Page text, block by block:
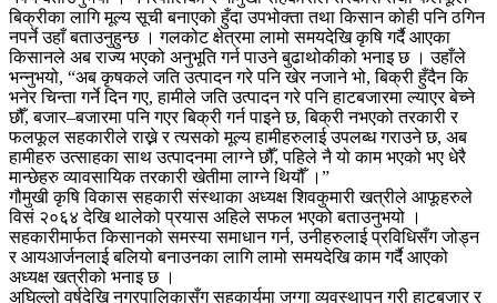
बिक्रीका लागि मूल्य सूची बनाएको हुँदा उपभोक्ता तथा किसान कोही पनि ठगिन
नपर्ने उहाँ बताउनुहुन्छ । गलकोट क्षेत्रमा लामो समयदेखि कृषि गर्दै आएका
किसानले अब राज्य भएको अनुभूति गर्न पाउने बुढाथोकीको भनाइ छ । उहाँले
भन्नुभयो, “अब कृषकले जति उत्पादन गरे पनि खेर नजाने भो, बिक्री हुँदैन कि
भनेर चिन्ता गर्ने दिन गए, हामीले जति उत्पादन गरे पनि हाटबजारमा ल्याएर बेच्ने
छौँ, बजार–बजारमा पनि गएर बिक्री गर्न पाइने छ, बिक्री नभएको तरकारी र
फलफूल सहकारीले राख्ने र त्यसको मूल्य हामीहरुलाई उपलब्ध गराउने छ, अब
हामीहरु उत्साहका साथ उत्पादनमा लाग्ने छौँ, पहिले नै यो काम भएको भए धेरै
मान्छेहरु व्यावसायिक तरकारी खेतीमा लाग्ने थियौँ ।”
गौमुखी कृषि विकास सहकारी संस्थाका अध्यक्ष शिवकुमारी खत्रीले आफूहरुले
विसं २०६४ देखि थालेको प्रयास अहिले सफल भएको बताउनुभयो ।
सहकारीमार्फत किसानको समस्या समाधान गर्न, उनीहरुलाई प्रविधिसँग जोड्न
र आयआर्जनलाई बलियो बनाउनका लागि लामो समयदेखि काम गर्दै आएको
अध्यक्ष खत्रीको भनाइ छ ।
अघिल्लो वर्षदेखि नगरपालिकासँग सहकार्यमा जग्गा व्यवस्थापन गरी हाटबजार र